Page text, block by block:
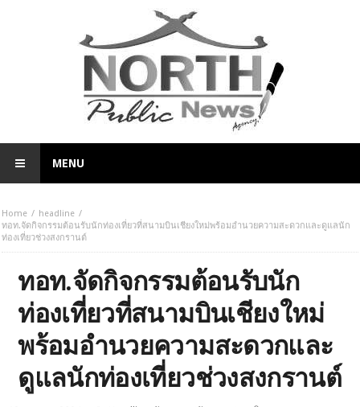
MENU
Home
headline
ทอท.จัดกิจกรรมต้อนรับนักท่องเที่ยวที่สนามบินเชียงใหม่พร้อมอำนวยความสะดวกและดูแลนัก
ท่องเที่ยวช่วงสงกรานต์
ทอท.จัดกิจกรรมต้อนรับนัก
ท่องเที่ยวที่สนามบินเชียงใหม่
พร้อมอำนวยความสะดวกและ
ดูแลนักท่องเที่ยวช่วงสงกรานต์